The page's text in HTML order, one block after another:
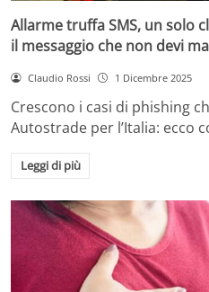
Allarme truffa SMS, un solo
il messaggio che non devi
Claudio Rossi 1 Dicembre 2025
Crescono i casi di phishing
Autostrade per l’Italia: ecco
Leggi di più